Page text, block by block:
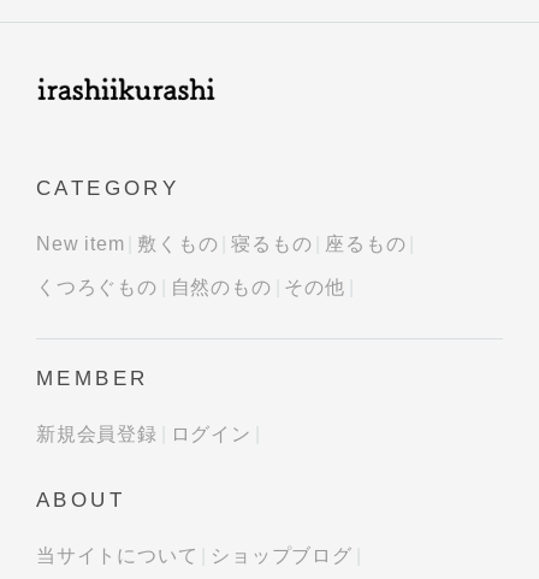
CATEGORY
New item 敷くもの 寝るもの 座るもの
くつろぐもの 自然のもの その他
MEMBER
新規会員登録 ログイン
ABOUT
当サイトについて ショップブログ